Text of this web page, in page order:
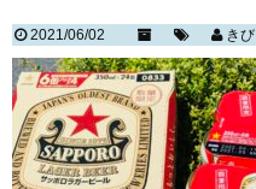
2021/06/02 きび